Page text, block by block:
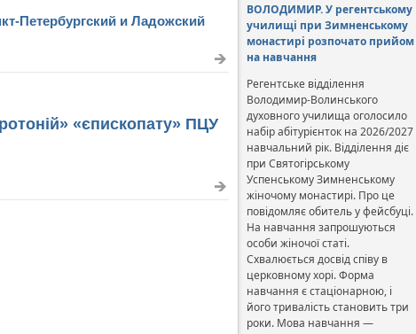
Петербургский и Ладожский
«єпископату» ПЦУ
ВОЛОДИМИР. У регентському
училищі при Зимненському
монастирі розпочато прийом
на навчання
Регентське відділення
Володимир-Волинського
духовного училища оголосило
набір абітурієнток на 2026/2027
навчальний рік. Відділення діє
при Святогірському
Успенському Зимненському
жіночому монастирі. Про це
повідомляє обитель у фейсбуці.
На навчання запрошуються
особи жіночої статі.
Схвалюється досвід співу в
церковному хорі. Форма
навчання є стаціонарною, і
його тривалість становить три
роки. Мова навчання —